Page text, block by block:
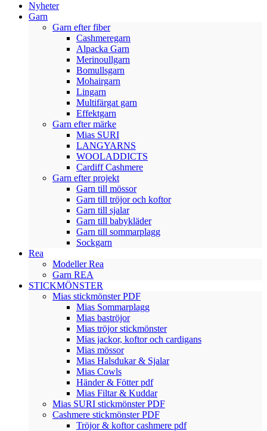
Nyheter
Garn
Garn efter fiber
Cashmeregarn
Alpacka Garn
Merinoullgarn
Bomullsgarn
Mohairgarn
Lingarn
Multifärgat garn
Effektgarn
Garn efter märke
Mias SURI
LANGYARNS
WOOLADDICTS
Cardiff Cashmere
Garn efter projekt
Garn till mössor
Garn till tröjor och koftor
Garn till sjalar
Garn till babykläder
Garn till sommarplagg
Sockgarn
Rea
Modeller Rea
Garn REA
STICKMÖNSTER
Mias stickmönster PDF
Mias Sommarplagg
Mias baströjor
Mias tröjor stickmönster
Mias jackor, koftor och cardigans
Mias mössor
Mias Halsdukar & Sjalar
Mias Cowls
Händer & Fötter pdf
Mias Filtar & Kuddar
Mias SURI stickmönster PDF
Cashmere stickmönster PDF
Tröjor & koftor cashmere pdf